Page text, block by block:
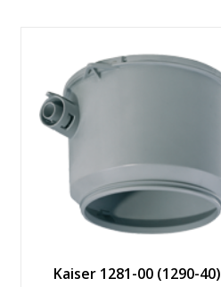
Kaiser 1281-00 (1290-40)